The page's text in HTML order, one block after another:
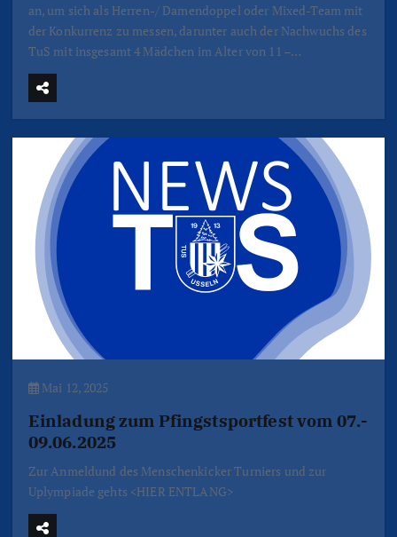
an, um sich als Herren-/ Damendoppel oder Mixed-Team mit
der Konkurrenz zu messen, darunter auch der Nachwuchs des
TuS mit insgesamt 4 Mädchen im Alter von 11 –…
Mai 12, 2025
Einladung zum Pfingstsportfest vom 07.-
09.06.2025
Zur Anmeldund des Menschenkicker Turniers und zur
Uplympiade gehts <HIER ENTLANG>